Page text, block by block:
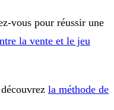
vous pour réussir une
la vente et le jeu
la méthode de